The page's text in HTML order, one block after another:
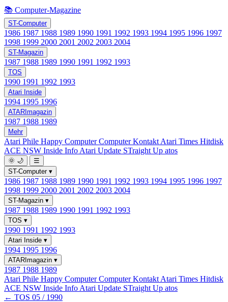
📚 Computer-Magazine
ST-Computer
1986 1987 1988 1989 1990 1991 1992 1993 1994 1995 1996 1997
1998 1999 2000 2001 2002 2003 2004
ST-Magazin
1987 1988 1989 1990 1991 1992 1993
TOS
1990 1991 1992 1993
Atari Inside
1994 1995 1996
ATARImagazin
1987 1988 1989
Mehr
Atari Phile Happy ComputerComputer Kontakt Atari Times Hitdisk
ACE NSW Inside Info Atari Update STraight Up atos
🌞 🌙
☰
ST-Computer ▾
1986 1987 1988 1989 1990 1991 1992 1993 1994 1995 1996 1997
1998 1999 2000 2001 2002 2003 2004
ST-Magazin ▾
1987 1988 1989 1990 1991 1992 1993
TOS ▾
1990 1991 1992 1993
Atari Inside ▾
1994 1995 1996
ATARImagazin ▾
1987 1988 1989
Atari Phile Happy ComputerComputer Kontakt Atari Times Hitdisk
ACE NSW Inside Info Atari Update STraight Up atos
← TOS 05 / 1990